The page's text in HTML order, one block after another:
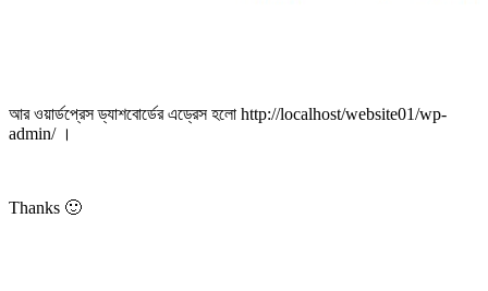
আর ওয়ার্ডপ্রেস ড্যাশবোর্ডের এড্রেস হলো http://localhost/website01/wp-
admin/ ।
Thanks 🙂